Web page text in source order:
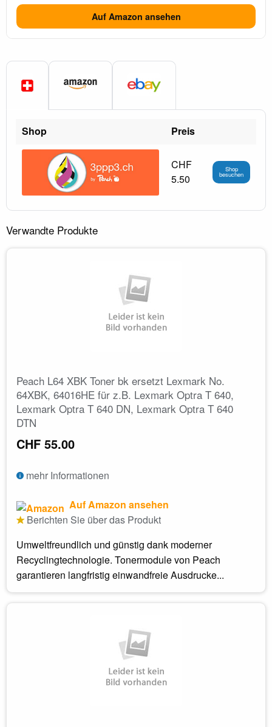
Auf Amazon ansehen
Shop Preis
CHF
5.50
Shop
besuchen
Verwandte Produkte
Peach L64 XBK Toner bk ersetzt Lexmark No.
64XBK, 64016HE für z.B. Lexmark Optra T 640,
Lexmark Optra T 640 DN, Lexmark Optra T 640
DTN
CHF 55.00
mehr Informationen
Auf Amazon ansehen
Berichten Sie über das Produkt
Umweltfreundlich und günstig dank moderner
Recyclingtechnologie. Tonermodule von Peach
garantieren langfristig einwandfreie Ausdrucke...